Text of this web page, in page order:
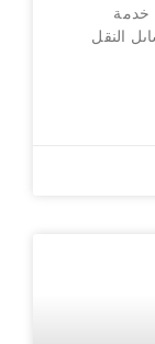
خدمة
النقل